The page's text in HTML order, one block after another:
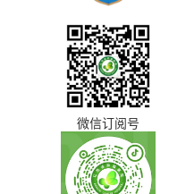
微信订阅号